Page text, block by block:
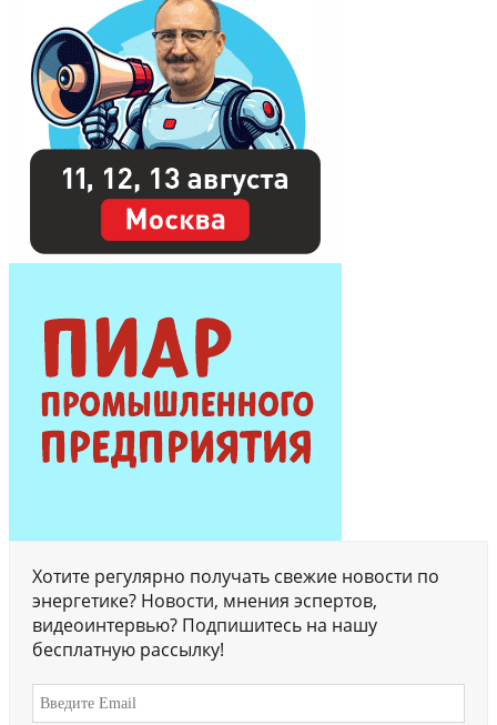
Хотите регулярно получать свежие новости по
энергетике? Новости, мнения эспертов,
видеоинтервью? Подпишитесь на нашу
бесплатную рассылку!